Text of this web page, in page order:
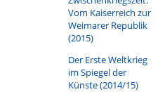
Vom Kaiserreich zur
Weimarer Republik
(2015)
Der Erste Weltkrieg
im Spiegel der
Künste (2014/15)